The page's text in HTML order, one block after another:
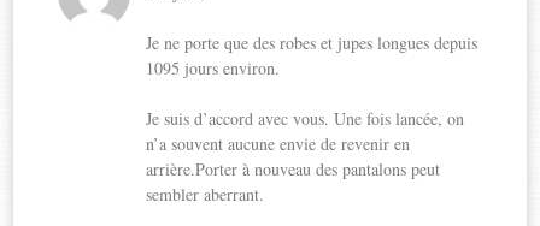
Je ne porte que des robes et jupes longues depuis
1095 jours environ.
Je suis d’accord avec vous. Une fois lancée, on
n’a souvent aucune envie de revenir en
arrière.Porter à nouveau des pantalons peut
sembler aberrant.